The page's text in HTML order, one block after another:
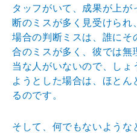
タッフがいて、成果が上が
断のミスが多く見受けら
場合の判断ミスは、誰にそ
合のミスが多く、彼では無
当な人がいないので、し
ようとした場合は、ほと
るのです。
そして、何でもないような